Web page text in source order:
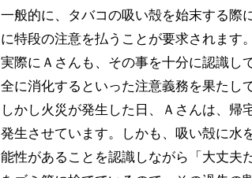
一般的に、タバコの吸い殻を始末する際
に特段の注意を払うことが要求されます。
実際にＡさんも、その事を十分に認識し
全に消化するといった注意義務を果たし
しかし火災が発生した日、Ａさんは、
発生させています。しかも、吸い殻に水
能性があることを認識しながら「大丈夫